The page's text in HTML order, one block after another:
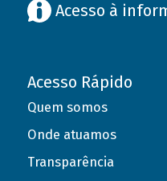
Acesso à
Acesso Rápido
Quem somos
Onde atuamos
Transparência